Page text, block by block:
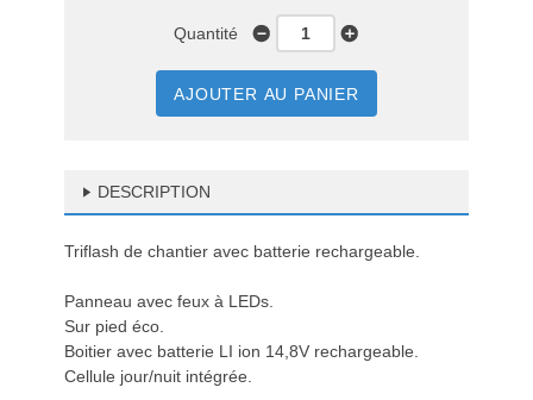
Quantité
AJOUTER AU PANIER
DESCRIPTION
Triflash de chantier avec batterie rechargeable.
Panneau avec feux à LEDs.
Sur pied éco.
Boitier avec batterie LI ion 14,8V rechargeable.
Cellule jour/nuit intégrée.